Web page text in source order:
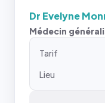
Dr Evelyne
Médecin
Tarif
Lieu